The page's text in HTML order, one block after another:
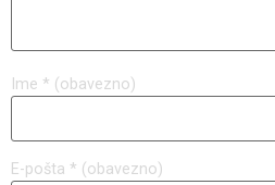
Ime * (obavezno)
E-pošta * (obavezno)